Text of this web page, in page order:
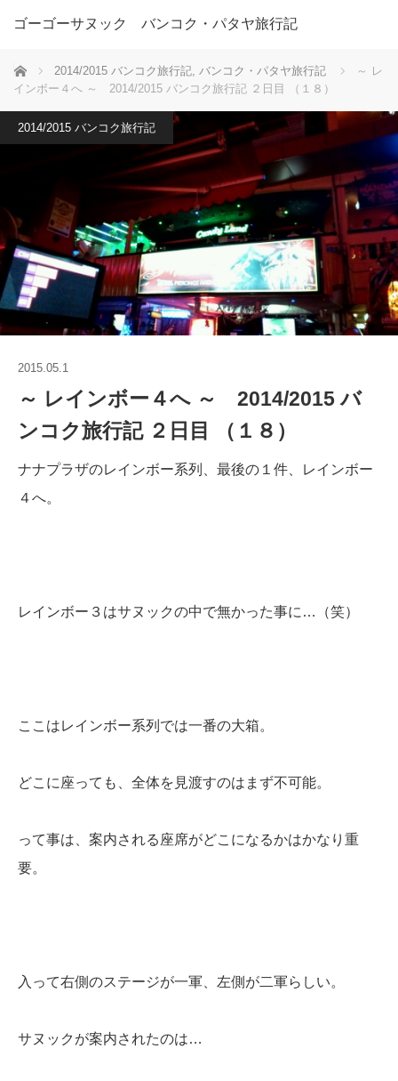
ゴーゴーサヌック バンコク・パタヤ旅行記
ホーム 2014/2015 バンコク旅行記, バンコク・パタヤ旅行記
～ レ
インボー４へ ～ 2014/2015 バンコク旅行記 ２日目 （１８）
2014/2015 バンコク旅行記
2015.05.1
～ レインボー４へ ～ 2014/2015 バ
ンコク旅行記 ２日目 （１８）
ナナプラザのレインボー系列、最後の１件、レインボー
４へ。
レインボー３はサヌックの中で無かった事に…（笑）
ここはレインボー系列では一番の大箱。
どこに座っても、全体を見渡すのはまず不可能。
って事は、案内される座席がどこになるかはかなり重
要。
入って右側のステージが一軍、左側が二軍らしい。
サヌックが案内されたのは…